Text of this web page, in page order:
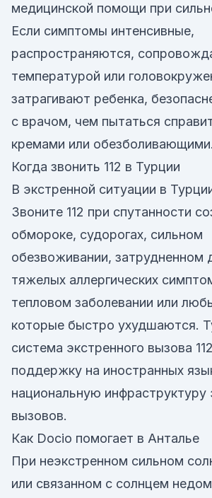
медицинской помощи при
Если симптомы интенсивные,
распространяются,
температурой или
затрагивают ребенка,
с врачом, чем пытаться
кремами или обезболивающими.
Когда звонить 112 в Турции
В экстренной ситуации в
Звоните 112 при спутанности
обмороке, судорогах, сильном
обезвоживании, затрудненном
тяжелых аллергических
тепловом заболевании или
которые быстро ухудшаются.
система экстренного вызова
поддержку на иностранных
национальную инфраструктуру
вызовов.
Как Docio помогает в Анталье
При неэкстренном сильном
или связанном с солнцем